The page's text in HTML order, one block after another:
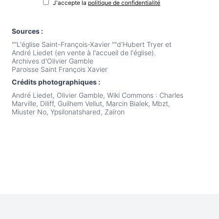
J'accepte la politique de confidentialité
Sources :
""L'église Saint-François-Xavier ""d'Hubert Tryer et
André Liedet (en vente à l'accueil de l'église).
Archives d'Olivier Gamble
Paroisse Saint François Xavier
Crédits photographiques :
André Liedet, Olivier Gamble, Wiki Commons : Charles
Marville, Diliff, Guilhem Vellut, Marcin Bialek, Mbzt,
Miuster No, Ypsilonatshared, Zaïron